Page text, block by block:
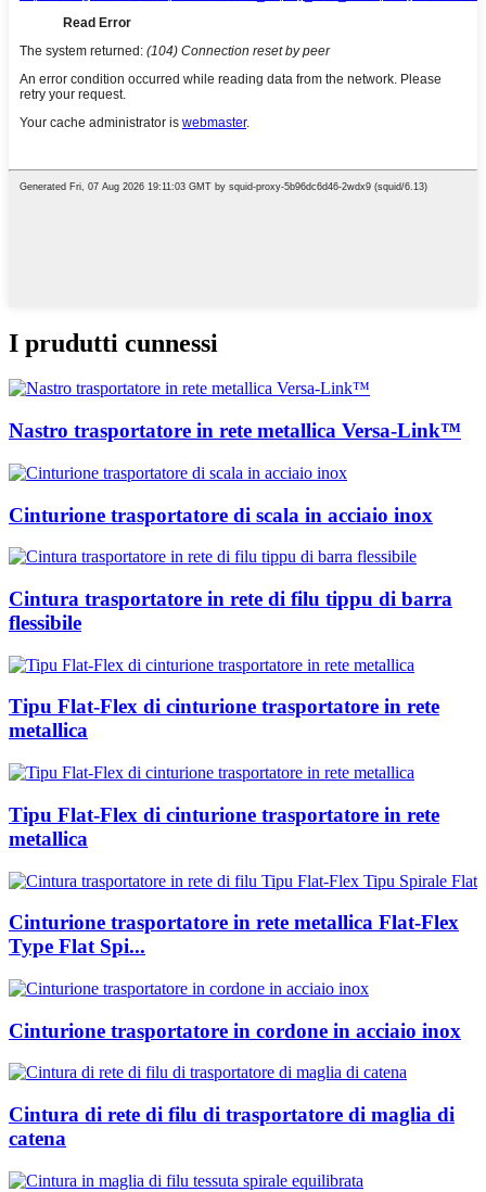
I prudutti cunnessi
Nastro trasportatore in rete metallica Versa-Link™
Cinturione trasportatore di scala in acciaio inox
Cintura trasportatore in rete di filu tippu di barra
flessibile
Tipu Flat-Flex di cinturione trasportatore in rete
metallica
Tipu Flat-Flex di cinturione trasportatore in rete
metallica
Cinturione trasportatore in rete metallica Flat-Flex
Type Flat Spi...
Cinturione trasportatore in cordone in acciaio inox
Cintura di rete di filu di trasportatore di maglia di
catena